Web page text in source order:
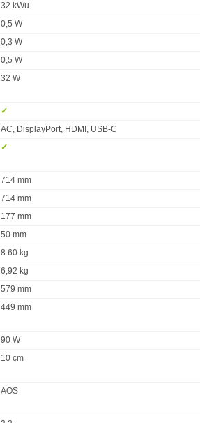
32 kWu
0,5 W
0,3 W
0,5 W
32 W
✓︎
AC, DisplayPort, HDMI, USB-C
✓︎
714 mm
714 mm
177 mm
50 mm
8.60 kg
6,92 kg
579 mm
449 mm
90 W
10 cm
AOS